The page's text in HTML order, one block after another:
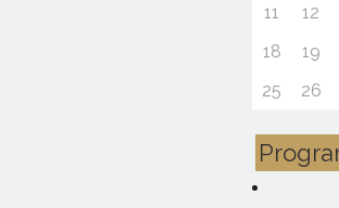
11
12
18
19
25
26